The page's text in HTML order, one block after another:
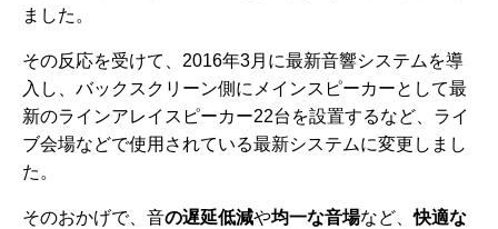
ました。
その反応を受けて、2016年3月に最新音響システムを導
入し、バックスクリーン側にメインスピーカーとして最
新のラインアレイスピーカー22台を設置するなど、ライ
ブ会場などで使用されている最新システムに変更しまし
た。
そのおかげで、音の遅延低減や均一な音場など、快適な